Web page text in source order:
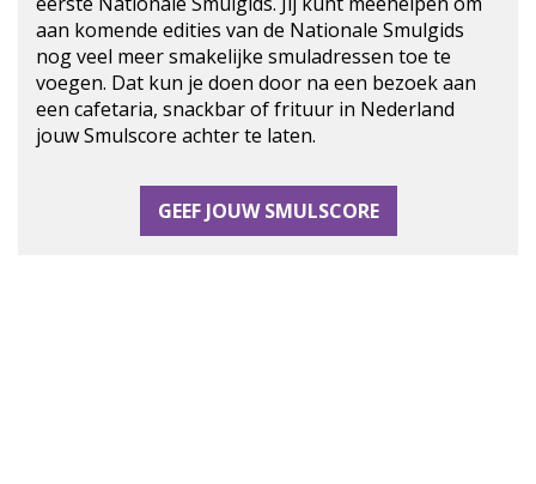
aan komende edities van de Nationale Smulgids
nog veel meer smakelijke smuladressen toe te
voegen. Dat kun je doen door na een bezoek aan
een cafetaria, snackbar of frituur in Nederland
jouw Smulscore achter te laten.
GEEF JOUW SMULSCORE